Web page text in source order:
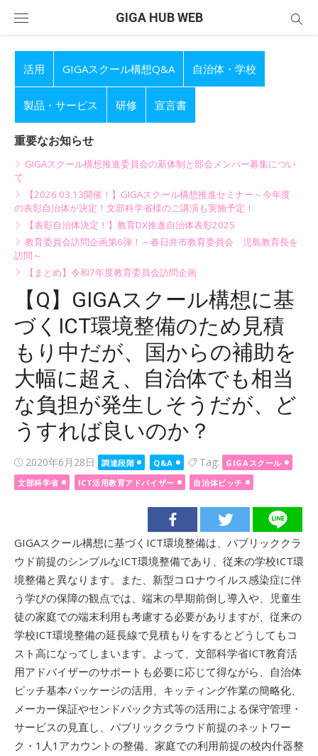
GIGA HUB WEB
活用 GIGAスクール構想Q&A 自治体・学校
製品・サービス 研修 宣言書
重要なお知らせ
GIGAスクール構想推進委員会の新体制と部会メンバー募集につい
て
【2026.03.13開催！】GIGAスクール構想推進セミナー～今年度
の表彰自治体が決定！文部科学省様のご講演も実施予定！
【表彰自治体決定！】教育DX推進自治体表彰2025
教育委員会訪問企画第6弾！～春日井市教育委員会 児島教育長を
訪問～
【まとめ】令和7年度教育委員会訪問企画
【Q】GIGAスクール構想に基
づくICT環境整備のため見積
もり中だが、国からの補助を
大幅に超え、自治体でも相当
な負担が発生しそうだが、ど
うすれば良いのか？
Posted
on
2020年6月28日 調達段階 Q&A Tag:
GIGAスクール
文部科学省
ICT活用教育アドバイザー 自治体ピッチ
GIGAスクール構想に基づくICT環境整備は、パブリッククラ
ウド前提のシンプルなICT環境整備であり、従来の学校ICT環
境整備と異なります。また、新型コロナウイルス感染症に伴
う学びの保障の観点では、端末の早期前倒し導入や、児童生
徒の家庭での端末利用も考慮する必要がありますが、従来の
学校ICT環境整備の延長線で見積もりをするとどうしてもコ
スト高になってしまいます。よって、文部科学省ICT教育活
用アドバイザーのサポートも必要に応じて得ながら、自治体
ピッチ基本パッケージの活用、キッティング作業の簡略化、
メーカー保証やセンドバック方式等の活用による保守管理・
サービスの見直し、パブリッククラウド前提のネットワー
ク・1人1アカウントの整備、家庭での利用前提の校内什器整